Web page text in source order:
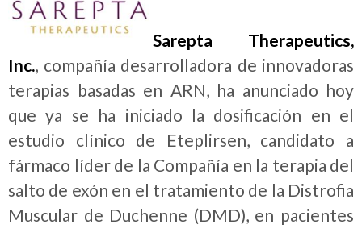
Sarepta Therapeutics,
Inc., compañía desarrolladora de innovadoras
terapias basadas en ARN, ha anunciado hoy
que ya se ha iniciado la dosificación en el
estudio clínico de Eteplirsen, candidato a
fármaco líder de la Compañía en la terapia del
salto de exón en el tratamiento de la Distrofia
Muscular de Duchenne (DMD), en pacientes